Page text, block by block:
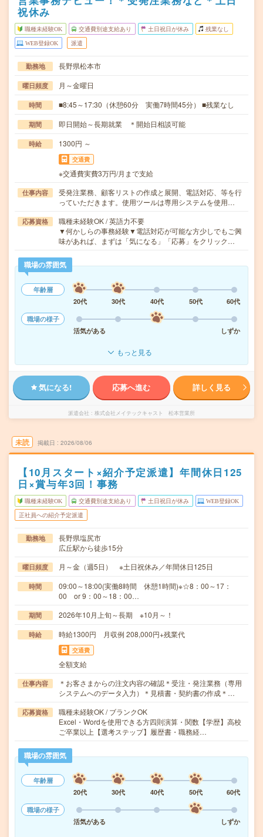
祝休み
職種未経験OK 交通費別途支給あり 土日祝日が休み 残業なし
WEB登録OK 派遣
勤務地 長野県松本市
曜日頻度 月～金曜日
時間 ■8:45～17:30（休憩60分 実働7時間45分） ■残業なし
期間 即日開始～長期就業 ＊開始日相談可能
時給 1300円 ～
交通費
※交通費実費3万円/月まで支給
仕事内容
受発注業務、顧客リストの作成と展開、電話対応、等を行
っていただきます。使用ツールは専用システムを使用…
応募資格
職種未経験OK / 英語力不要
▼何かしらの事務経験▼電話対応が可能な方少しでもご興
味があれば、まずは「気になる」「応募」をクリック…
職場の雰囲気
年齢層
20代
30代 40代 50代
60代
職場の様子
活気がある
しずか
もっと見る
気になる! 応募へ進む 詳しく見る
派遣会社 株式会社メイテックキャスト 松本営業所
未読 掲載日 2026/08/06
【10月スタート×紹介予定派遣】年間休日125
日×賞与年3回！事務
職種未経験OK 交通費別途支給あり 土日祝日が休み WEB登録OK
正社員への紹介予定派遣
勤務地
長野県塩尻市
広丘駅から徒歩15分
曜日頻度 月～金（週5日） ※土日祝休み／年間休日125日
時間
09:00～18:00(実働8時間 休憩1時間)※☆8：00～17：
00 or 9：00～18：00…
期間 2026年10月上旬～長期 ※10月～！
時給 時給1300円 月収例 208,000円+残業代
交通費
全額支給
仕事内容
＊お客さまからの注文内容の確認＊受注・発注業務（専用
システムへのデータ入力）＊見積書・契約書の作成＊…
応募資格
職種未経験OK / ブランクOK
Excel・Wordを使用できる方四則演算・関数【学歴】高校
ご卒業以上【選考ステップ】履歴書・職務経…
職場の雰囲気
年齢層
20代
30代 40代 50代
60代
職場の様子
活気がある
しずか